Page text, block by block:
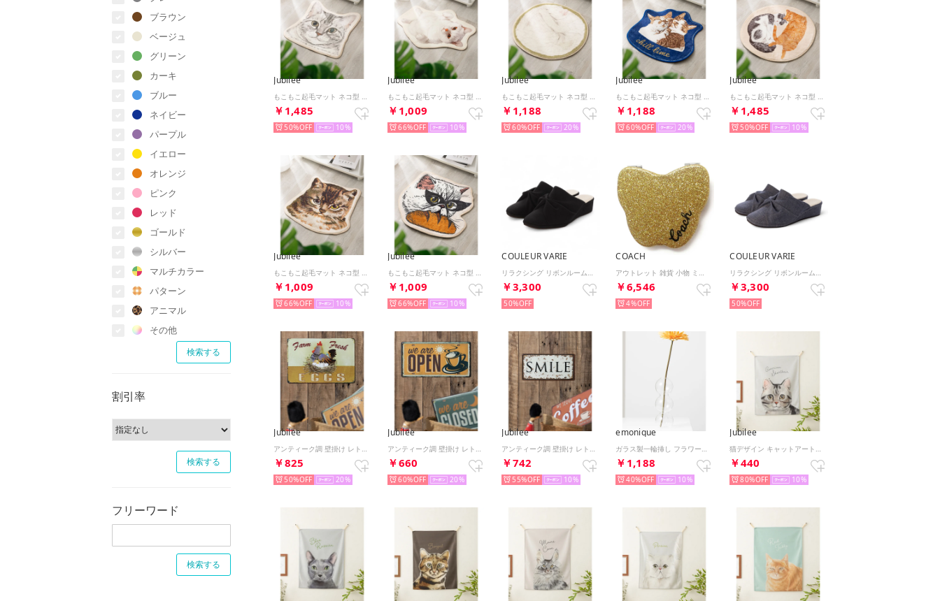
ブラウン
ベージュ
グリーン
カーキ
ブルー
ネイビー
パープル
イエロー
オレンジ
ピンク
レッド
ゴールド
シルバー
マルチカラー
パターン
アニマル
その他
割引率
フリーワード
Jubilee
￥1,485
50% 10
Jubilee
￥1,009
66% 10
Jubilee
￥1,188
60% 20
Jubilee
￥1,188
60% 20
Jubilee
￥1,485
50% 10
Jubilee
￥1,009
66% 10
Jubilee
￥1,009
66% 10
COULEUR VARIE
￥3,300
50%
COACH
￥6,546
4%
COULEUR VARIE
￥3,300
50%
Jubilee
￥825
50% 20
Jubilee
￥660
60% 20
Jubilee
￥742
55% 10
emonique
￥1,188
40% 10
Jubilee
￥440
80% 10